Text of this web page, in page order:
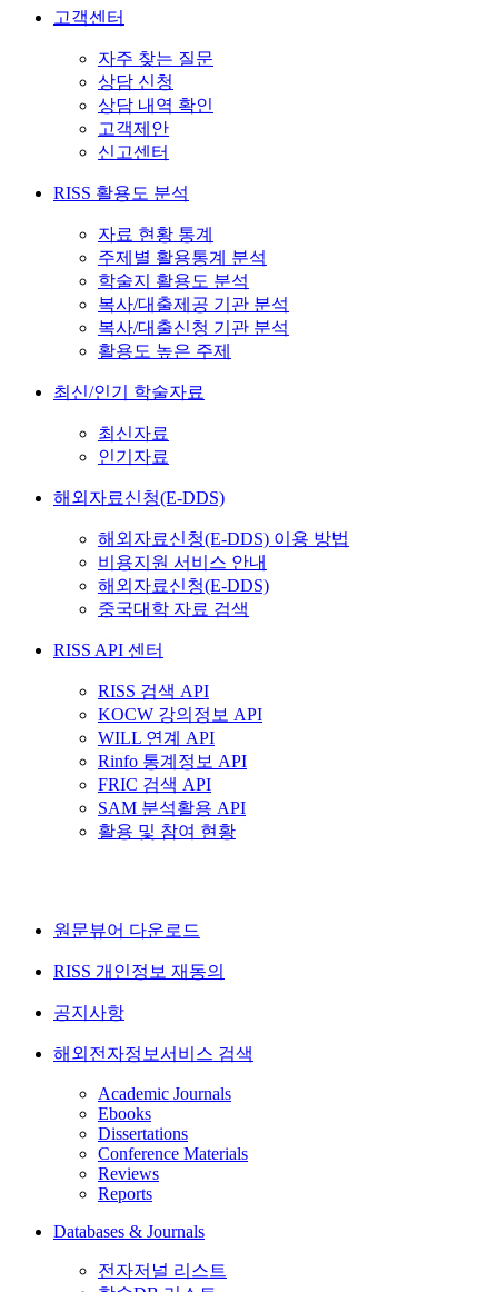
고객센터
자주 찾는 질문
상담 신청
상담 내역 확인
고객제안
신고센터
RISS 활용도 분석
자료 현황 통계
주제별 활용통계 분석
학술지 활용도 분석
복사/대출제공 기관 분석
복사/대출신청 기관 분석
활용도 높은 주제
최신/인기 학술자료
최신자료
인기자료
해외자료신청(E-DDS)
해외자료신청(E-DDS) 이용 방법
비용지원 서비스 안내
해외자료신청(E-DDS)
중국대학 자료 검색
RISS API 센터
RISS 검색 API
KOCW 강의정보 API
WILL 연계 API
Rinfo 통계정보 API
FRIC 검색 API
SAM 분석활용 API
활용 및 참여 현황
원문뷰어 다운로드
RISS 개인정보 재동의
공지사항
해외전자정보서비스 검색
Academic Journals
Ebooks
Dissertations
Conference Materials
Reviews
Reports
Databases & Journals
전자저널 리스트